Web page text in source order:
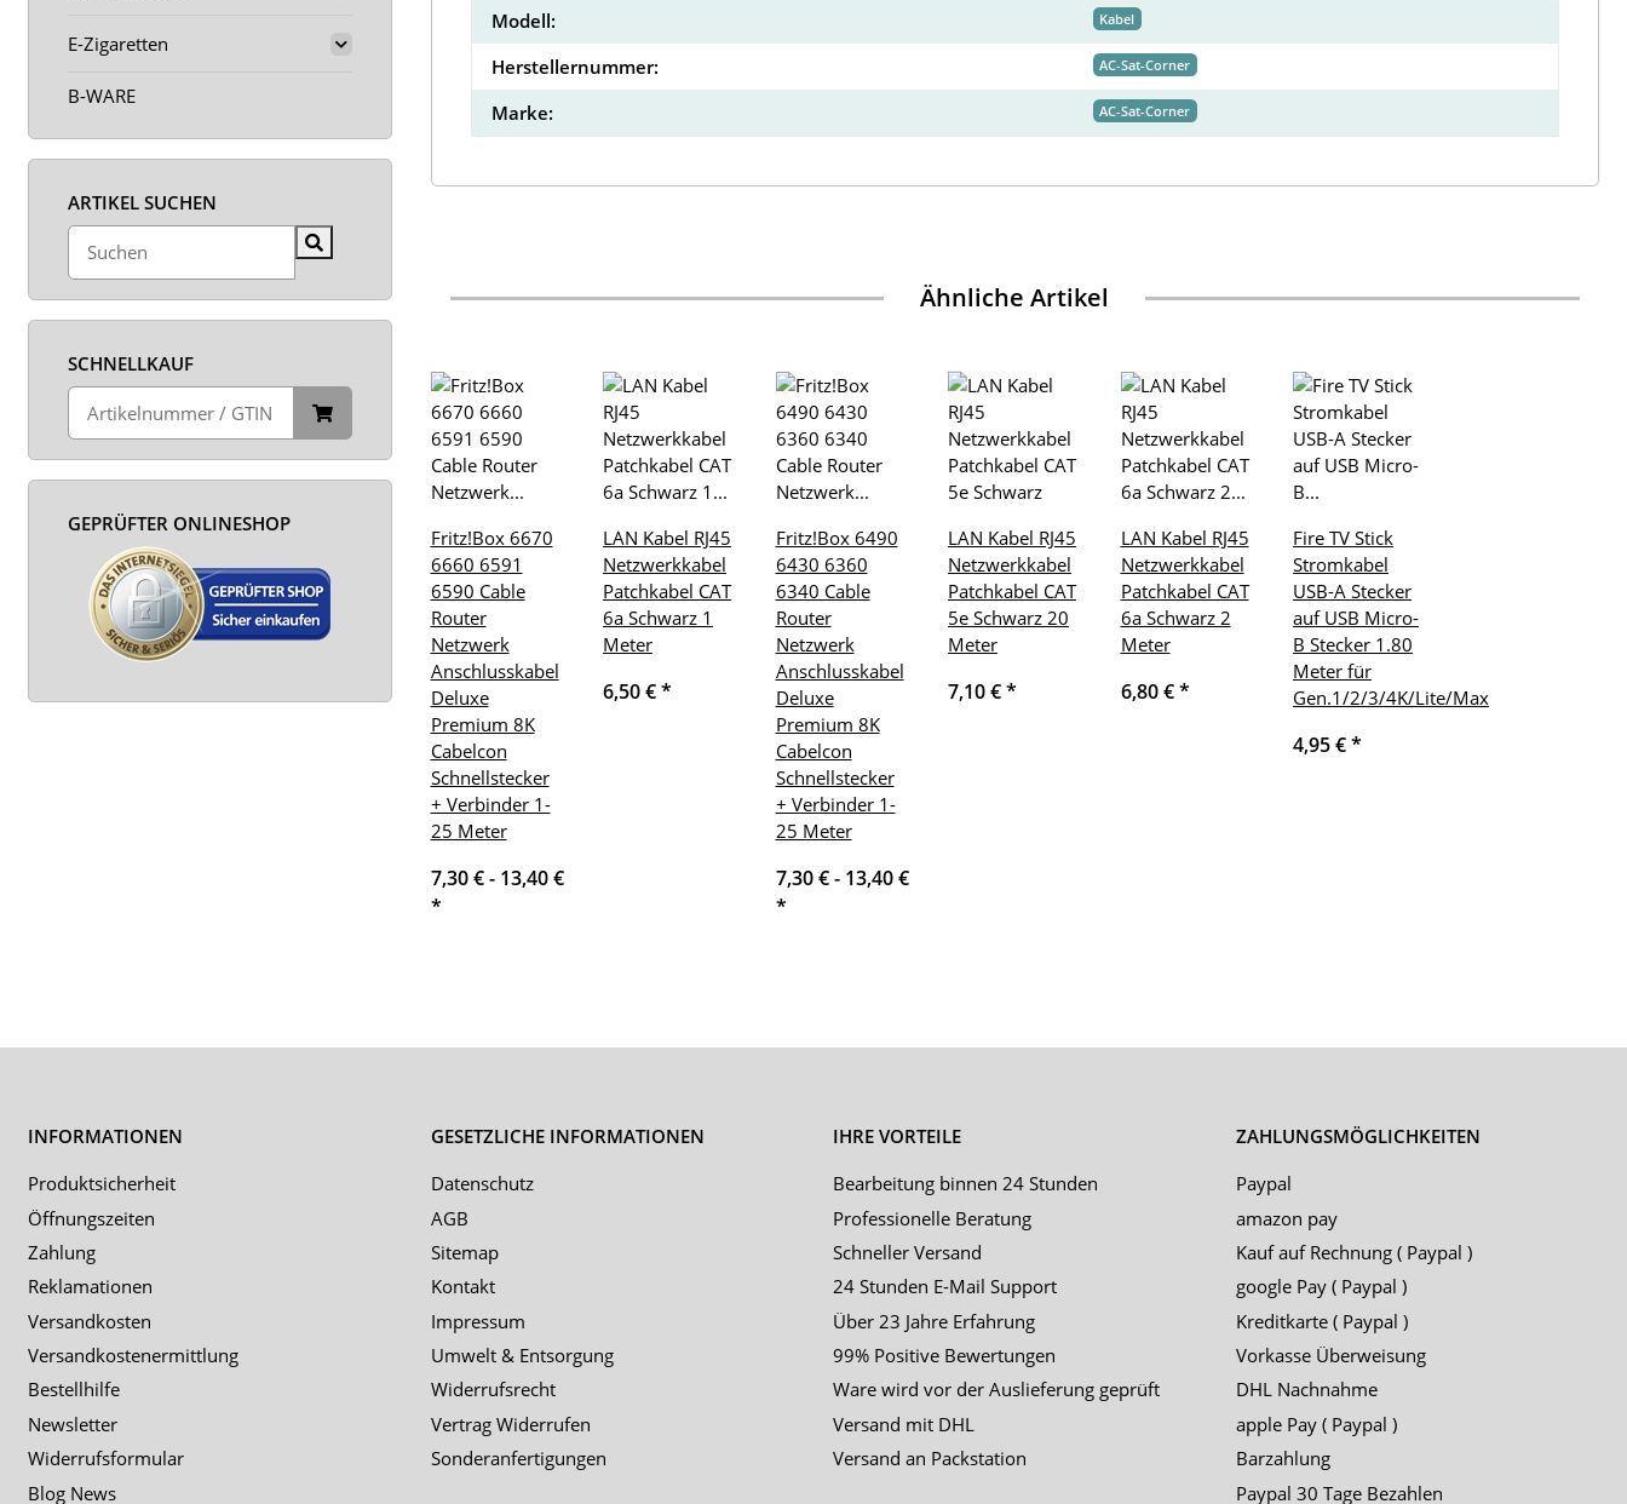
Modell: Kabel
Herstellernummer: AC-Sat-Corner
Marke: AC-Sat-Corner
Ähnliche Artikel
Fritz!Box 6670
6660 6591
6590 Cable
Router
Netzwerk
Anschlusskabel
Deluxe
Premium 8K
Cabelcon
Schnellstecker
+ Verbinder 1-
25 Meter
7,30 € - 13,40 €
*
LAN Kabel RJ45
Netzwerkkabel
Patchkabel CAT
6a Schwarz 1
Meter
6,50 €*
Fritz!Box 6490
6430 6360
6340 Cable
Router
Netzwerk
Anschlusskabel
Deluxe
Premium 8K
Cabelcon
Schnellstecker
+ Verbinder 1-
25 Meter
7,30 € - 13,40 €
*
LAN Kabel RJ45
Netzwerkkabel
Patchkabel CAT
5e Schwarz 20
Meter
7,10 €*
LAN Kabel RJ45
Netzwerkkabel
Patchkabel CAT
6a Schwarz 2
Meter
6,80 €*
Fire TV Stick
Stromkabel
USB-A Stecker
auf USB Micro-
B Stecker 1.80
Meter für
Gen.1/2/3/4K/Lite/Max
4,95 €*
E-Zigaretten
B-WARE
ARTIKEL SUCHEN
SCHNELLKAUF
GEPRÜFTER ONLINESHOP
INFORMATIONEN
Produktsicherheit
Öffnungszeiten
Zahlung
Reklamationen
Versandkosten
Versandkostenermittlung
Bestellhilfe
Newsletter
Widerrufsformular
Blog News
GESETZLICHE INFORMATIONEN
Datenschutz
AGB
Sitemap
Kontakt
Impressum
Umwelt & Entsorgung
Widerrufsrecht
Vertrag Widerrufen
Sonderanfertigungen
IHRE VORTEILE
Bearbeitung binnen 24 Stunden
Professionelle Beratung
Schneller Versand
24 Stunden E-Mail Support
Über 23 Jahre Erfahrung
99% Positive Bewertungen
Ware wird vor der Auslieferung geprüft
Versand mit DHL
Versand an Packstation
ZAHLUNGSMÖGLICHKEITEN
Paypal
amazon pay
Kauf auf Rechnung ( Paypal )
google Pay ( Paypal )
Kreditkarte ( Paypal )
Vorkasse Überweisung
DHL Nachnahme
apple Pay ( Paypal )
Barzahlung
Paypal 30 Tage Bezahlen